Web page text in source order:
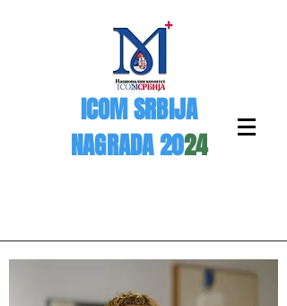
ICOM SRBIJA
NAGRADA 2024